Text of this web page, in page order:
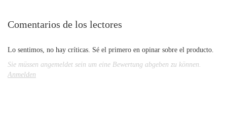
Comentarios de los lectores
Lo sentimos, no hay críticas. Sé el primero en opinar sobre el producto.
Sie müssen angemeldet sein um eine Bewertung abgeben zu können.
Anmelden